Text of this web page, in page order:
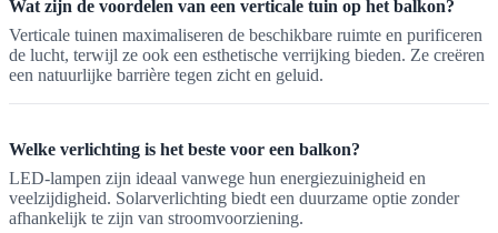
Wat zijn de voordelen van een verticale tuin op het balkon?
Verticale tuinen maximaliseren de beschikbare ruimte en purificeren
de lucht, terwijl ze ook een esthetische verrijking bieden. Ze creëren
een natuurlijke barrière tegen zicht en geluid.
Welke verlichting is het beste voor een balkon?
LED-lampen zijn ideaal vanwege hun energiezuinigheid en
veelzijdigheid. Solarverlichting biedt een duurzame optie zonder
afhankelijk te zijn van stroomvoorziening.